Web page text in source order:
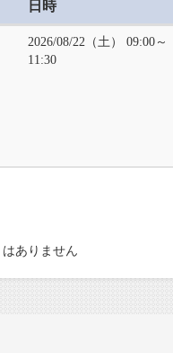
日時
2026/08/22（土） 09:00～
11:30
ありません